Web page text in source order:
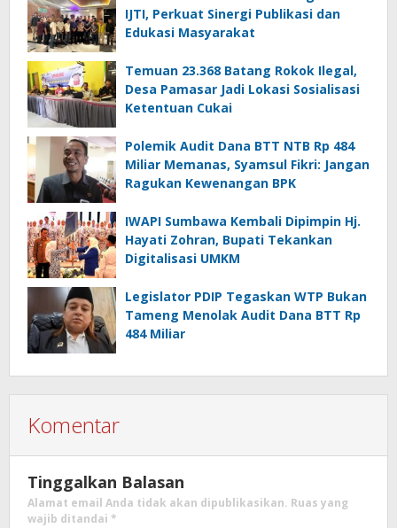
IJTI, Perkuat Sinergi Publikasi dan
Edukasi Masyarakat
Temuan 23.368 Batang Rokok Ilegal,
Desa Pamasar Jadi Lokasi Sosialisasi
Ketentuan Cukai
Polemik Audit Dana BTT NTB Rp 484
Miliar Memanas, Syamsul Fikri: Jangan
Ragukan Kewenangan BPK
IWAPI Sumbawa Kembali Dipimpin Hj.
Hayati Zohran, Bupati Tekankan
Digitalisasi UMKM
Legislator PDIP Tegaskan WTP Bukan
Tameng Menolak Audit Dana BTT Rp
484 Miliar
Komentar
Tinggalkan Balasan
Alamat email Anda tidak akan dipublikasikan. Ruas yang
wajib ditandai *